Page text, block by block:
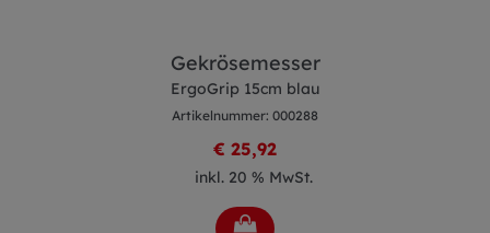
Gekrösemesser
ErgoGrip 15cm blau
Artikelnummer: 000288
€ 25,92
inkl. 20 % MwSt.